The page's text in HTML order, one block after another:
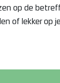
op de
of lekker op